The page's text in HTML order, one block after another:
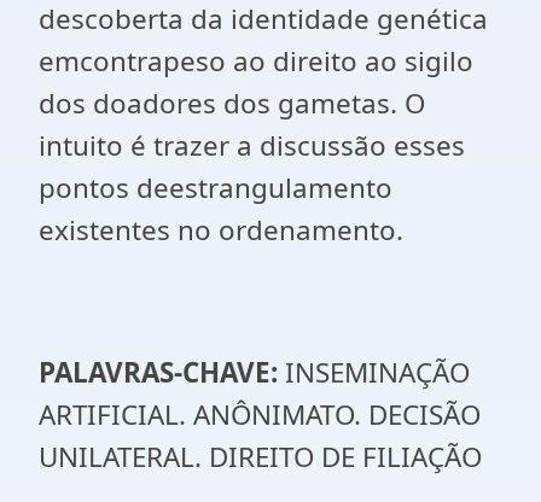
descoberta da identidade genética
emcontrapeso ao direito ao sigilo
dos doadores dos gametas. O
intuito é trazer a discussão esses
pontos deestrangulamento
existentes no ordenamento.
PALAVRAS-CHAVE: INSEMINAÇÃO
ARTIFICIAL. ANÔNIMATO. DECISÃO
UNILATERAL. DIREITO DE FILIAÇÃO